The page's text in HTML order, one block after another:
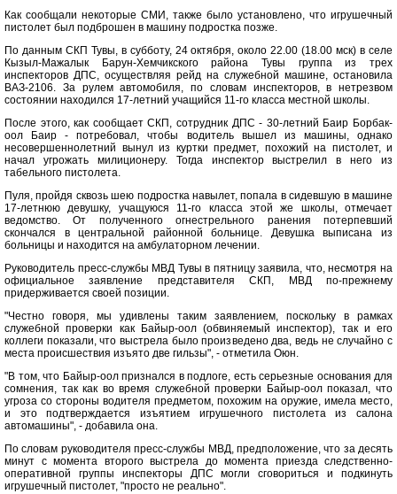
Как сообщали некоторые СМИ, также было установлено, что игрушечный
пистолет был подброшен в машину подростка позже.
По данным СКП Тувы, в субботу, 24 октября, около 22.00 (18.00 мск) в селе
Кызыл-Мажалык Барун-Хемчикского района Тувы группа из трех
инспекторов ДПС, осуществляя рейд на служебной машине, остановила
ВАЗ-2106. За рулем автомобиля, по словам инспекторов, в нетрезвом
состоянии находился 17-летний учащийся 11-го класса местной школы.
После этого, как сообщает СКП, сотрудник ДПС - 30-летний Баир Борбак-
оол Баир - потребовал, чтобы водитель вышел из машины, однако
несовершеннолетний вынул из куртки предмет, похожий на пистолет, и
начал угрожать милиционеру. Тогда инспектор выстрелил в него из
табельного пистолета.
Пуля, пройдя сквозь шею подростка навылет, попала в сидевшую в машине
17-летнюю девушку, учащуюся 11-го класса этой же школы, отмечает
ведомство. От полученного огнестрельного ранения потерпевший
скончался в центральной районной больнице. Девушка выписана из
больницы и находится на амбулаторном лечении.
Руководитель пресс-службы МВД Тувы в пятницу заявила, что, несмотря на
официальное заявление представителя СКП, МВД по-прежнему
придерживается своей позиции.
"Честно говоря, мы удивлены таким заявлением, поскольку в рамках
служебной проверки как Байыр-оол (обвиняемый инспектор), так и его
коллеги показали, что выстрела было произведено два, ведь не случайно с
места происшествия изъято две гильзы", - отметила Оюн.
"В том, что Байыр-оол признался в подлоге, есть серьезные основания для
сомнения, так как во время служебной проверки Байыр-оол показал, что
угроза со стороны водителя предметом, похожим на оружие, имела место,
и это подтверждается изъятием игрушечного пистолета из салона
автомашины", - добавила она.
По словам руководителя пресс-службы МВД, предположение, что за десять
минут с момента второго выстрела до момента приезда следственно-
оперативной группы инспекторы ДПС могли сговориться и подкинуть
игрушечный пистолет, "просто не реально".